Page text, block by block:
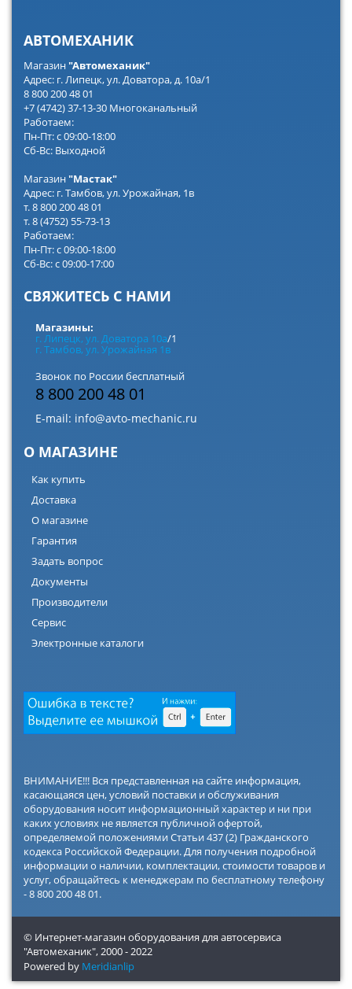
АВТОМЕХАНИК
Магазин"Автомеханик"
Адрес: г. Липецк, ул. Доватора, д. 10а/1
8 800 200 48 01
+7 (4742) 37-13-30 Многоканальный
Работаем:
Пн-Пт: с 09:00-18:00
Сб-Вс: Выходной
Магазин"Мастак"
Адрес: г. Тамбов, ул. Урожайная, 1в
т. 8 800 200 48 01
т. 8 (4752) 55-73-13
Работаем:
Пн-Пт: с 09:00-18:00
Сб-Вс: с 09:00-17:00
СВЯЖИТЕСЬ С НАМИ
Магазины:
г. Липецк, ул. Доватора 10а/1
г. Тамбов, ул. Урожайная 1в
Звонок по России бесплатный
8 800 200 48 01
E-mail: info@avto-mechanic.ru
О МАГАЗИНЕ
Как купить
Доставка
О магазине
Гарантия
Задать вопрос
Документы
Производители
Сервис
Электронные каталоги
ВНИМАНИЕ!!! Вся представленная на сайте информация,
касающаяся цен, условий поставки и обслуживания
оборудования носит информационный характер и ни при
каких условиях не является публичной офертой,
определяемой положениями Статьи 437 (2) Гражданского
кодекса Российской Федерации. Для получения подробной
информации о наличии, комплектации, стоимости товаров и
услуг, обращайтесь к менеджерам по бесплатному телефону
- 8 800 200 48 01.
© Интернет-магазин оборудования для автосервиса
"Автомеханик",2000 - 2022
Powered by Meridianlip